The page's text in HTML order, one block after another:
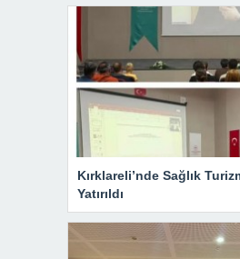
Kırklareli’nde Sağlık
Yatırıldı